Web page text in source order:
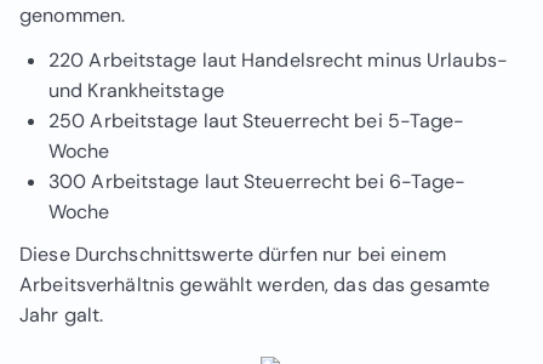
genommen.
220 Arbeitstage laut Handelsrecht minus Urlaubs-
und Krankheitstage
250 Arbeitstage laut Steuerrecht bei 5-Tage-
Woche
300 Arbeitstage laut Steuerrecht bei 6-Tage-
Woche
Diese Durchschnittswerte dürfen nur bei einem
Arbeitsverhältnis gewählt werden, das das gesamte
Jahr galt.